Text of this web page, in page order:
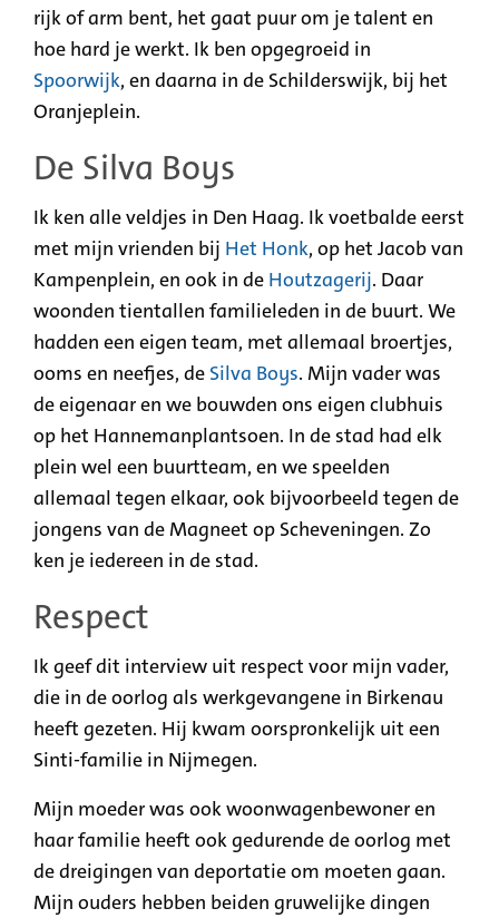
rijk of arm bent, het gaat puur om je talent en
hoe hard je werkt. Ik ben opgegroeid in
Spoorwijk, en daarna in de Schilderswijk, bij het
Oranjeplein.
De Silva Boys
Ik ken alle veldjes in Den Haag. Ik voetbalde eerst
met mijn vrienden bij Het Honk, op het Jacob van
Kampenplein, en ook in de Houtzagerij. Daar
woonden tientallen familieleden in de buurt. We
hadden een eigen team, met allemaal broertjes,
ooms en neefjes, de Silva Boys. Mijn vader was
de eigenaar en we bouwden ons eigen clubhuis
op het Hannemanplantsoen. In de stad had elk
plein wel een buurtteam, en we speelden
allemaal tegen elkaar, ook bijvoorbeeld tegen de
jongens van de Magneet op Scheveningen. Zo
ken je iedereen in de stad.
Respect
Ik geef dit interview uit respect voor mijn vader,
die in de oorlog als werkgevangene in Birkenau
heeft gezeten. Hij kwam oorspronkelijk uit een
Sinti-familie in Nijmegen.
Mijn moeder was ook woonwagenbewoner en
haar familie heeft ook gedurende de oorlog met
de dreigingen van deportatie om moeten gaan.
Mijn ouders hebben beiden gruwelijke dingen